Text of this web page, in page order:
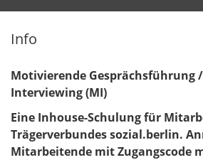
Info
Motivierende Gesprächsführung
Interviewing (MI)
Eine Inhouse-Schulung für
Trägerverbundes sozial.berlin.
Mitarbeitende mit Zugangscode